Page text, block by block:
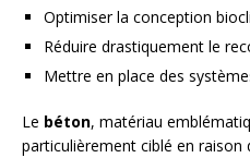
Optimiser la conception
Réduire drastiquement le
Mettre en place des
Le béton, matériau
particulièrement ciblé en